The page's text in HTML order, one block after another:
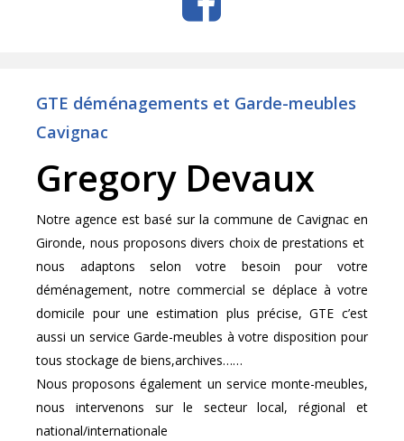
GTE déménagements et Garde-meubles
Cavignac
Gregory Devaux
Notre agence est basé sur la commune de Cavignac en
Gironde, nous proposons divers choix de prestations et
nous adaptons selon votre besoin pour votre
déménagement, notre commercial se déplace à votre
domicile pour une estimation plus précise, GTE c’est
aussi un service Garde-meubles à votre disposition pour
tous stockage de biens,archives……
Nous proposons également un service monte-meubles,
nous intervenons sur le secteur local, régional et
national/internationale